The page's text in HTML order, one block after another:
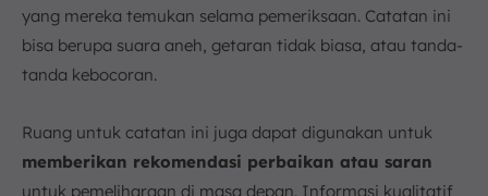
yang mereka temukan selama pemeriksaan. Catatan ini
bisa berupa suara aneh, getaran tidak biasa, atau tanda-
tanda kebocoran.
Ruang untuk catatan ini juga dapat digunakan untuk
memberikan rekomendasi perbaikan atau saran
untuk pemeliharaan di masa depan. Informasi kualitatif